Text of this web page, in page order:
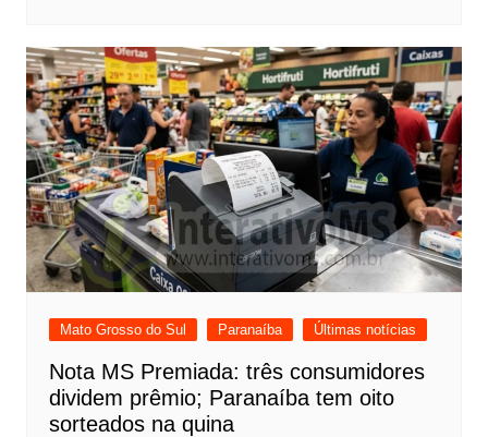
Mato Grosso do Sul Paranaíba Últimas notícias
Nota MS Premiada: três consumidores
dividem prêmio; Paranaíba tem oito
sorteados na quina